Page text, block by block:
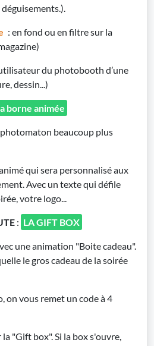
: en fond ou en filtre sur la
du photobooth d’une
dessin...)
borne animée
beaucoup plus
qui sera personnalisé aux
Avec un texte qui défile
votre logo...
: LA GIFT BOX
une animation "Boite cadeau".
le gros cadeau de la soirée
on vous remet un code à 4
"Gift box". Si la box s'ouvre,